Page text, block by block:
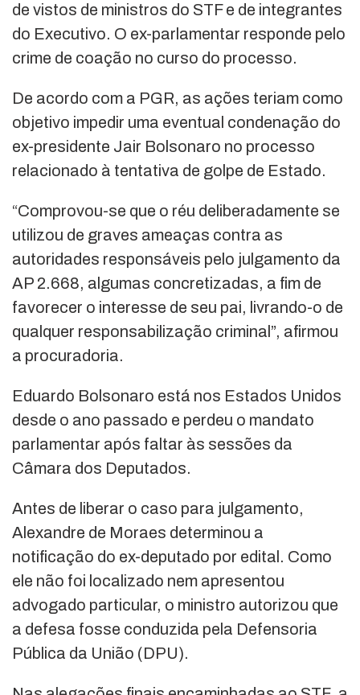
de vistos de ministros do STF e de integrantes
do Executivo. O ex-parlamentar responde pelo
crime de coação no curso do processo.
De acordo com a PGR, as ações teriam como
objetivo impedir uma eventual condenação do
ex-presidente Jair Bolsonaro no processo
relacionado à tentativa de golpe de Estado.
“Comprovou-se que o réu deliberadamente se
utilizou de graves ameaças contra as
autoridades responsáveis pelo julgamento da
AP 2.668, algumas concretizadas, a fim de
favorecer o interesse de seu pai, livrando-o de
qualquer responsabilização criminal”, afirmou
a procuradoria.
Eduardo Bolsonaro está nos Estados Unidos
desde o ano passado e perdeu o mandato
parlamentar após faltar às sessões da
Câmara dos Deputados.
Antes de liberar o caso para julgamento,
Alexandre de Moraes determinou a
notificação do ex-deputado por edital. Como
ele não foi localizado nem apresentou
advogado particular, o ministro autorizou que
a defesa fosse conduzida pela Defensoria
Pública da União (DPU).